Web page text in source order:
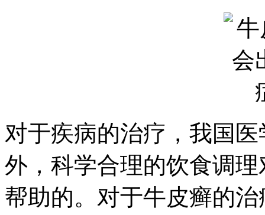
对于疾病的治疗，我国
外，科学合理的饮食调
帮助的。对于牛皮癣的